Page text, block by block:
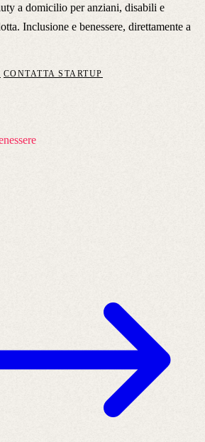
a domicilio per anziani, disabili e
Inclusione e benessere, direttamente a
CONTATTA STARTUP